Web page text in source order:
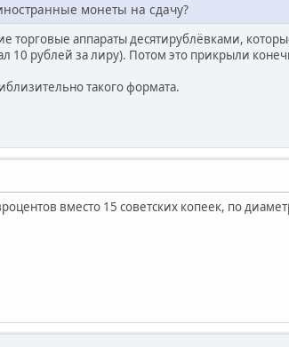
монеты на сдачу?
торговые аппараты десятирублёвками,
10 рублей за лиру). Потом это прикрыли
такого формата.
вместо 15 советских копеек, по